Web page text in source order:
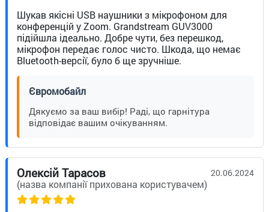
Шукав якісні USB наушники з мікрофоном для
конференцій у Zoom. Grandstream GUV3000
підійшла ідеально. Добре чути, без перешкод,
мікрофон передає голос чисто. Шкода, що немає
Bluetooth-версії, було б ще зручніше.
Євромобайл
Дякуємо за ваш вибір! Раді, що гарнітура
відповідає вашим очікуванням.
Олексій Тарасов
(назва компанії прихована користувачем)
20.06.2024